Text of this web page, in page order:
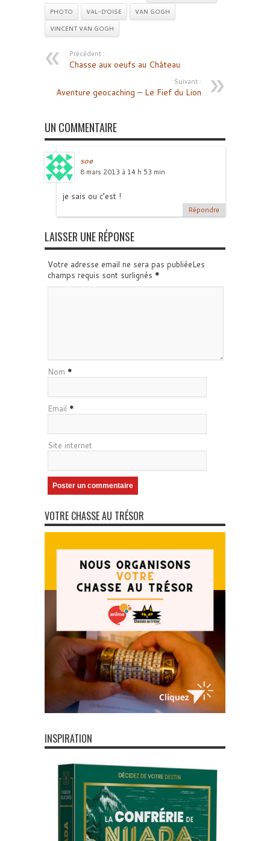
PHOTO
VAL-D'OISE
VAN GOGH
VINCENT VAN GOGH
Précédent :
Chasse aux oeufs au Château
Suivant :
Aventure geocaching – Le Fief du Lion
UN COMMENTAIRE
soe
8 mars 2013 à 14 h 53 min
je sais ou c’est !
Répondre
LAISSER UNE RÉPONSE
Votre adresse email ne sera pas publiéeLes
champs requis sont surlignés *
Nom *
Email *
Site internet
VOTRE CHASSE AU TRÉSOR
INSPIRATION